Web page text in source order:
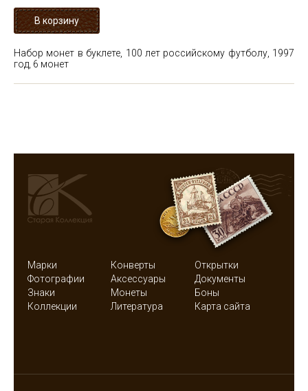
Набор монет в буклете, 100 лет российскому футболу, 1997
год, 6 монет
Марки Конверты
Открытки
Фотографии
Аксессуары
Документы
Знаки
Монеты
Боны
Коллекции
Литература Карта сайта